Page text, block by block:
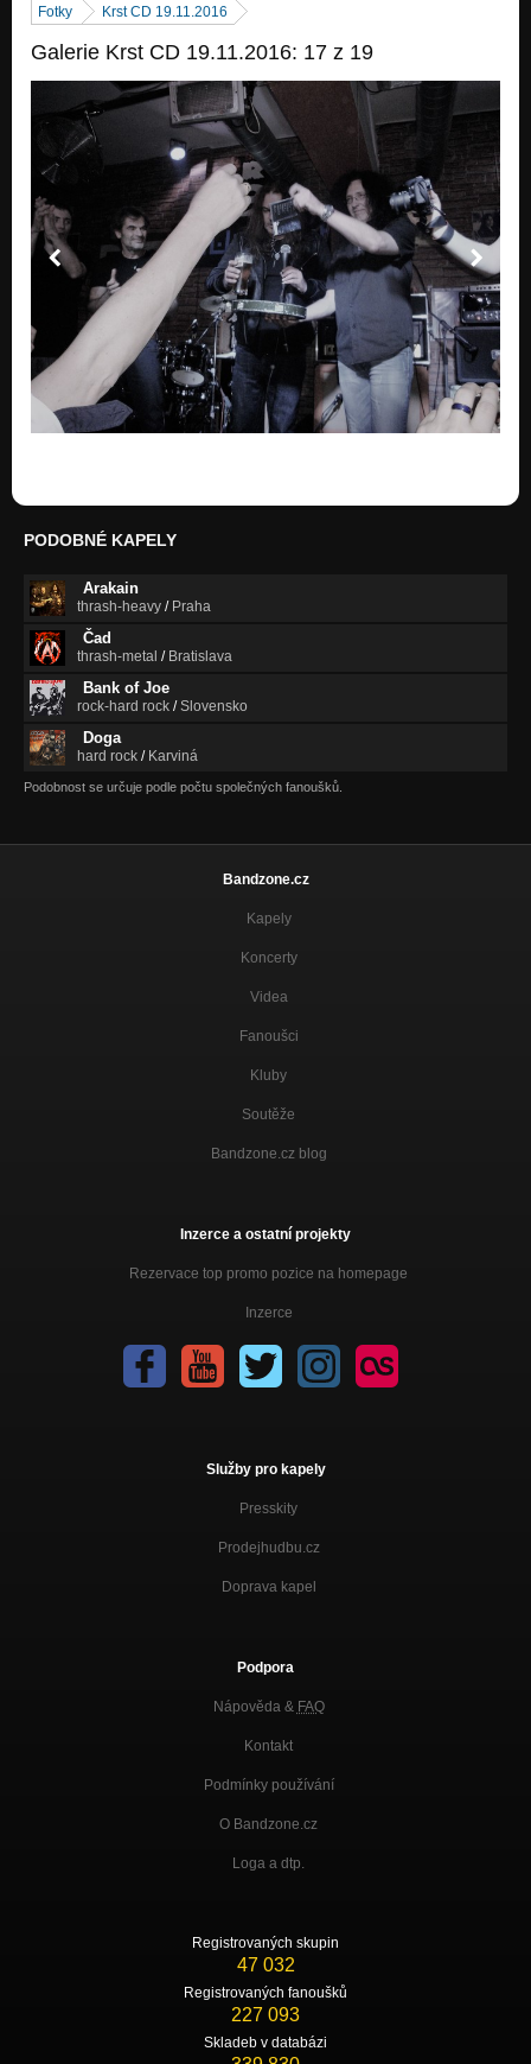
Fotky Krst CD 19.11.2016
Galerie Krst CD 19.11.2016: 17 z 19
PODOBNÉ KAPELY
Arakain
thrash-heavy / Praha
Čad
thrash-metal / Bratislava
Bank of Joe
rock-hard rock /Slovensko
Doga
hard rock / Karviná
Podobnost se určuje podle počtu společných fanoušků.
Bandzone.cz
Kapely
Koncerty
Videa
Fanoušci
Kluby
Soutěže
Bandzone.cz blog
Inzerce a ostatní projekty
Rezervace top promo pozice na homepage
Inzerce
Služby pro kapely
Presskity
Prodejhudbu.cz
Doprava kapel
Podpora
Nápověda & FAQ
Kontakt
Podmínky používání
O Bandzone.cz
Loga a dtp.
Registrovaných skupin
47 032
Registrovaných fanoušků
227 093
Skladeb v databázi